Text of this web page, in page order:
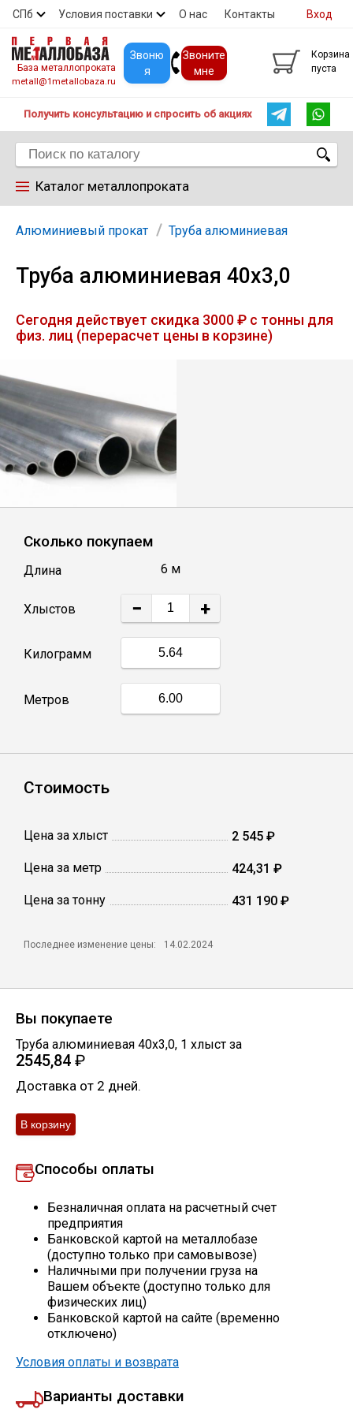
СПб Условия поставки О нас Контакты
Скидки Прайс Покупателям
Вход
База металлопроката
metall@1metallobaza.ru
Звоню
я
Звоните
мне
Корзина
пуста
Получить консультацию и спросить об акциях
Каталог металлопроката
Арматура
Труба профильная
Труба
Уголок
Балка
Швеллер
Катанка
Винтовые сваи
Столбы заборные
Сетка кладочная
Круги абразивные
Электроды
Скобо-гибочные изделия
Нержавейка
Алюминиевый прокат
Алюминиевый прокат Труба алюминиевая
Труба алюминиевая 40х3,0
Сегодня действует скидка 3000 ₽ с тонны для
физ. лиц (перерасчет цены в корзине)
Сколько покупаем
Длина 6 м
Хлыстов − +
Килограмм
Метров
Стоимость
Цена за хлыст 2 545 ₽
Цена за метр 424,31 ₽
Цена за тонну 431 190 ₽
Последнее изменение цены: 14.02.2024
Вы покупаете
Труба алюминиевая 40х3,0, 1 хлыст за
2545,84 ₽
Доставка от 2 дней.
Способы оплаты
Безналичная оплата на расчетный счет
предприятия
Банковской картой на металлобазе
(доступно только при самовывозе)
Наличными при получении груза на
Вашем объекте (доступно только для
физических лиц)
Банковской картой на сайте (временно
отключено)
Условия оплаты и возврата
Варианты доставки